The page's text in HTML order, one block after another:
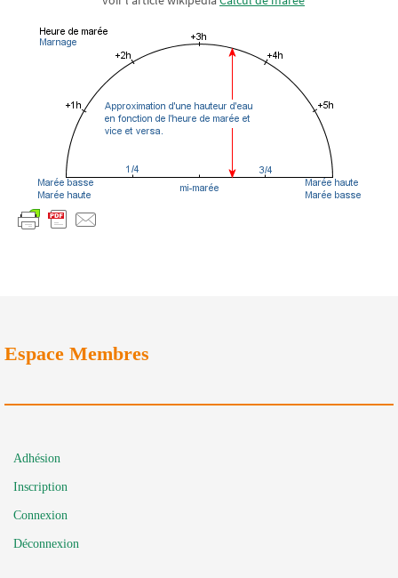
Espace Membres
Adhésion
Inscription
Connexion
Déconnexion